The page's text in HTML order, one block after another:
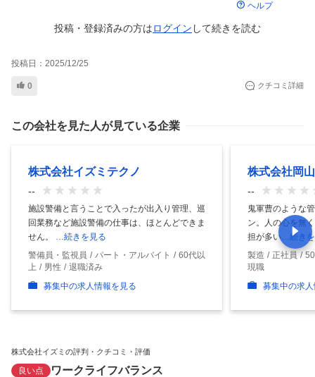
ヘルプ
投稿・登録済みの方はログイン して続きを読む
投稿日： 2025/12/25
0 クチコミ詳細
この会社を見た人が見ている企業
株式会社イズミテクノ
--
施設警備と言うことで入ったが出入り管理、巡
回業務など施設警備の仕事は、ほとんどできま
せん。
…続きを見る
警備員・監視員
パート・アルバイト
60代以
上
男性
退職済み
募集中の求人情報を見る
株式会社岡
--
鬼軍曹のような
ン。人の心を無
担が多い …続き
製造
正社員
現職
募集中の求
株式会社イズミの評判・クチコミ・評価
良い点 ワークライフバランス